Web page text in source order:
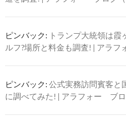
ピンバック: トランプ大統領は
ルフ?場所と料金も調査! | アラ
ピンバック: 公式実務訪問賓客と
に調べてみた! | アラフォー ブ